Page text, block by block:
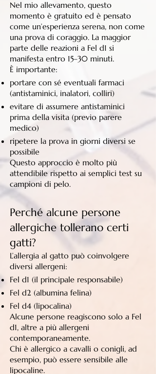
Nel mio allevamento, questo
momento è gratuito ed è pensato
come un’esperienza serena, non come
una prova di coraggio. La maggior
parte delle reazioni a Fel d1 si
manifesta entro 15–30 minuti.
È importante:
portare con sé eventuali farmaci
(antistaminici, inalatori, colliri)
evitare di assumere antistaminici
prima della visita (previo parere
medico)
ripetere la prova in giorni diversi se
possibile
Questo approccio è molto più
attendibile rispetto ai semplici test su
campioni di pelo.
Perché alcune persone
allergiche tollerano certi
gatti?
L’allergia al gatto può coinvolgere
diversi allergeni:
Fel d1 (il principale responsabile)
Fel d2 (albumina felina)
Fel d4 (lipocalina)
Alcune persone reagiscono solo a Fel
d1, altre a più allergeni
contemporaneamente.
Chi è allergico a cavalli o conigli, ad
esempio, può essere sensibile alle
lipocaline.